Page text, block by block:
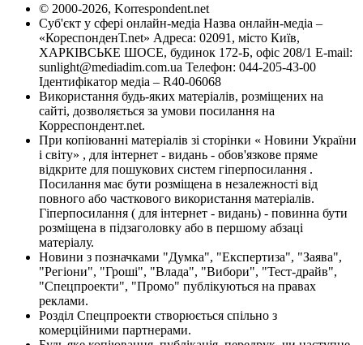
© 2000-2026, Korrespondent.net
Суб'єкт у сфері онлайн-медіа Назва онлайн-медіа –
«КореспонденТ.net» Адреса: 02091, місто Київ,
ХАРКІВСЬКЕ ШОСЕ, будинок 172-Б, офіс 208/1 E-mail:
sunlight@mediadim.com.ua Телефон: 044-205-43-00
Ідентифікатор медіа – R40-06068
Використання будь-яких матеріалів, розміщених на
сайті, дозволяється за умови посилання на
Корреспондент.net.
При копіюванні матеріалів зі сторінки « Новини України
і світу» , для інтернет - видань - обов'язкове пряме
відкрите для пошукових систем гіперпосилання .
Посилання має бути розміщена в незалежності від
повного або часткового використання матеріалів.
Гіперпосилання ( для інтернет - видань) - повинна бути
розміщена в підзаголовку або в першому абзаці
матеріалу.
Новини з позначками "Думка", "Експертиза", "Заява",
"Регіони", "Гроші", "Влада", "Вибори", "Тест-драйв",
"Спецпроекти", "Промо" публікуються на правах
реклами.
Розділ Спецпроекти створюється спільно з
комерційними партнерами.